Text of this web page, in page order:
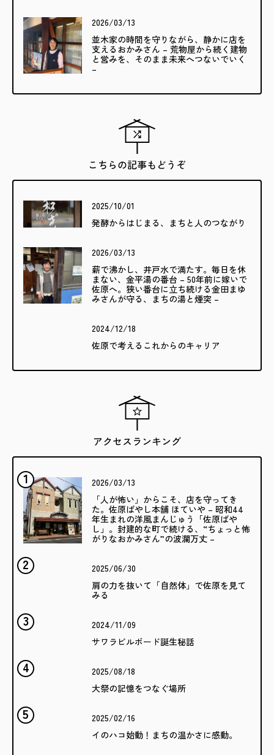
2026/03/13
並木家の時間を守りながら、静かに店を
支えるおかみさん – 荒物屋から続く建物
と営みを、そのまま未来へつないでいく
–
こちらの記事もどうぞ
2025/10/01
発酵からはじまる、まちと人のつながり
2026/03/13
薪で沸かし、井戸水で満たす。毎日を休
まない、金平湯の番台 – 50年前に嫁いで
佐原へ。狭い番台に立ち続ける金田まゆ
みさんが守る、まちの湯と煙突 –
2024/12/18
佐原で考えるこれからのキャリア
アクセスランキング
2026/03/13
「人が怖い」からこそ、店を守ってき
た。佐原ばやし本舗 ほていや – 昭和44
年生まれの洋風まんじゅう「佐原ばや
し」。封建的な町で続ける、“ちょっと怖
がりなおかみさん”の波瀾万丈 –
2025/06/30
肩の力を抜いて「自然体」で佐原を見て
みる
2024/11/09
サワラビルボード誕生秘話
2025/08/18
大祭の記憶をつなぐ場所
2025/02/16
イのハコ始動！まちの温かさに感動。